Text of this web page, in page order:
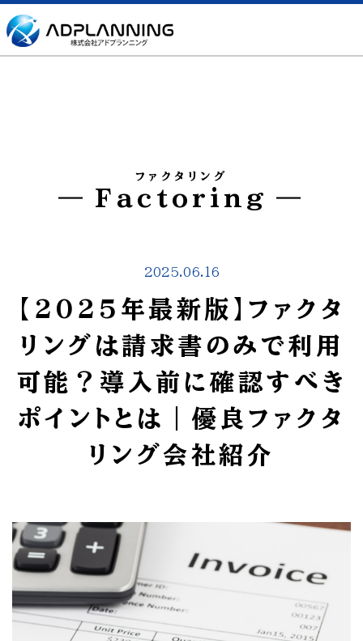
ファクタリング
Factoring
2025.06.16
【2025年最新版】ファクタ
リングは請求書のみで利用
可能？導入前に確認すべき
ポイントとは｜優良ファクタ
リング会社紹介